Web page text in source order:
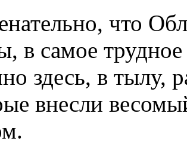
что
в самое
здесь, в тылу,
внесли